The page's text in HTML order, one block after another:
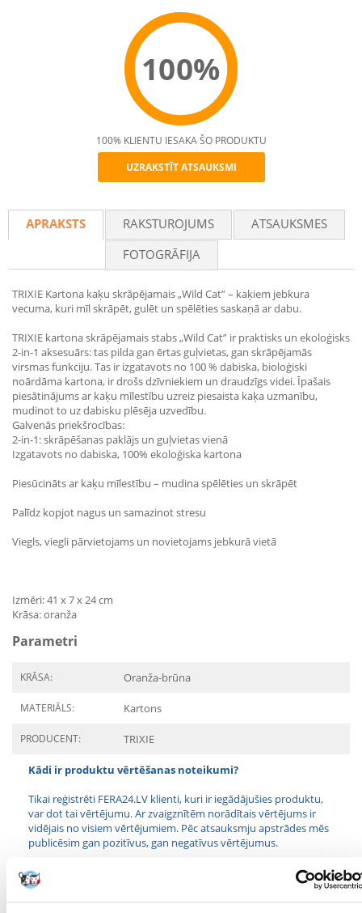
100%
Recommend
100% KLIENTU IESAKA ŠO PRODUKTU
UZRAKSTĪT ATSAUKSMI
APRAKSTS RAKSTUROJUMS
ATSAUKSMES
FOTOGRĀFIJA
TRIXIE Kartona kaķu skrāpējamais „Wild Cat” – kaķiem jebkura
vecuma, kuri mīl skrāpēt, gulēt un spēlēties saskaņā ar dabu.
TRIXIE kartona skrāpējamais stabs „Wild Cat” ir praktisks un ekoloģisks
2-in-1 aksesuārs: tas pilda gan ērtas guļvietas, gan skrāpējamās
virsmas funkciju. Tas ir izgatavots no 100 % dabiska, bioloģiski
noārdāma kartona, ir drošs dzīvniekiem un draudzīgs videi. Īpašais
piesātinājums ar kaķu mīlestību uzreiz piesaista kaķa uzmanību,
mudinot to uz dabisku plēsēja uzvedību.
Galvenās priekšrocības:
2-in-1: skrāpēšanas paklājs un guļvietas vienā
Izgatavots no dabiska, 100% ekoloģiska kartona
Piesūcināts ar kaķu mīlestību – mudina spēlēties un skrāpēt
Palīdz kopjot nagus un samazinot stresu
Viegls, viegli pārvietojams un novietojams jebkurā vietā
Izmēri: 41 x 7 x 24 cm
Krāsa: oranža
Parametri
KRĀSA: Oranža-brūna
MATERIĀLS: Kartons
PRODUCENT: TRIXIE
Kādi ir produktu vērtēšanas noteikumi?
Tikai reģistrēti FERA24.LV klienti, kuri ir iegādājušies produktu,
var dot tai vērtējumu. Ar zvaigznītēm norādītais vērtējums ir
vidējais no visiem vērtējumiem. Pēc atsauksmju apstrādes mēs
publicēsim gan pozitīvus, gan negatīvus vērtējumus.
Atsauksmes